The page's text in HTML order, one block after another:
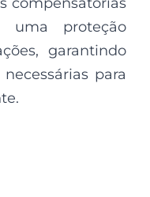
uma proteção
garantindo
para